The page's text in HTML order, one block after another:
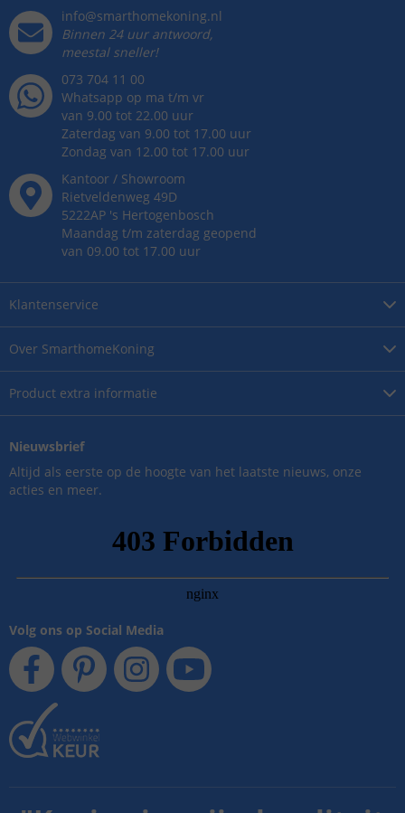
Over SmarthomeKoning
Product extra informatie
Klantenservice
info@smarthomekoning.nl
Binnen 24 uur antwoord,
meestal sneller!
073 704 11 00
Whatsapp op ma t/m vr
van 9.00 tot 22.00 uur
Zaterdag van 9.00 tot 17.00 uur
Zondag van 12.00 tot 17.00 uur
Kantoor / Showroom
Rietveldenweg 49D
5222AP 's Hertogenbosch
Maandag t/m zaterdag geopend
van 09.00 tot 17.00 uur
Nieuwsbrief
Altijd als eerste op de hoogte van het laatste nieuws, onze
acties en meer.
Volg ons op Social Media